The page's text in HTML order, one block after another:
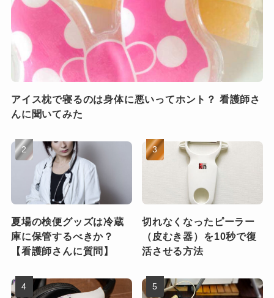
アイス枕で寝るのは身体に悪いってホント？ 看護師さ
んに聞いてみた
夏場の検便グッズは冷蔵
庫に保管するべきか？
【看護師さんに質問】
切れなくなったピーラー
（皮むき器）を10秒で復
活させる方法